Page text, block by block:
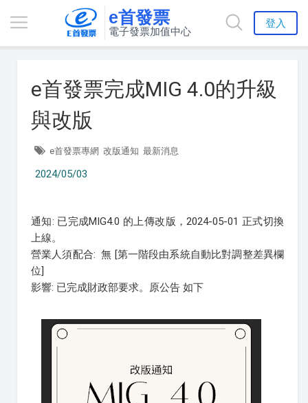
e首發票
電子發票加值中心
登入
e首發票完成MIG 4.0的升級
與改版
e首發票專網 改版通知 最新消息
2024/05/03
通知: 已完成MIG4.0 的上傳改版，2024-05-01 正式切換
上線。
營業人須配合: 無 [第一階段由系統自動比對調整差異欄
位]
影響: 已完成財政部要求。原公告 如下